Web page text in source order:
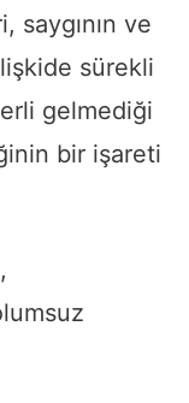
saygının ve
sürekli
gelmediği
bir işareti